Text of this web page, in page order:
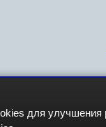
для улучшения